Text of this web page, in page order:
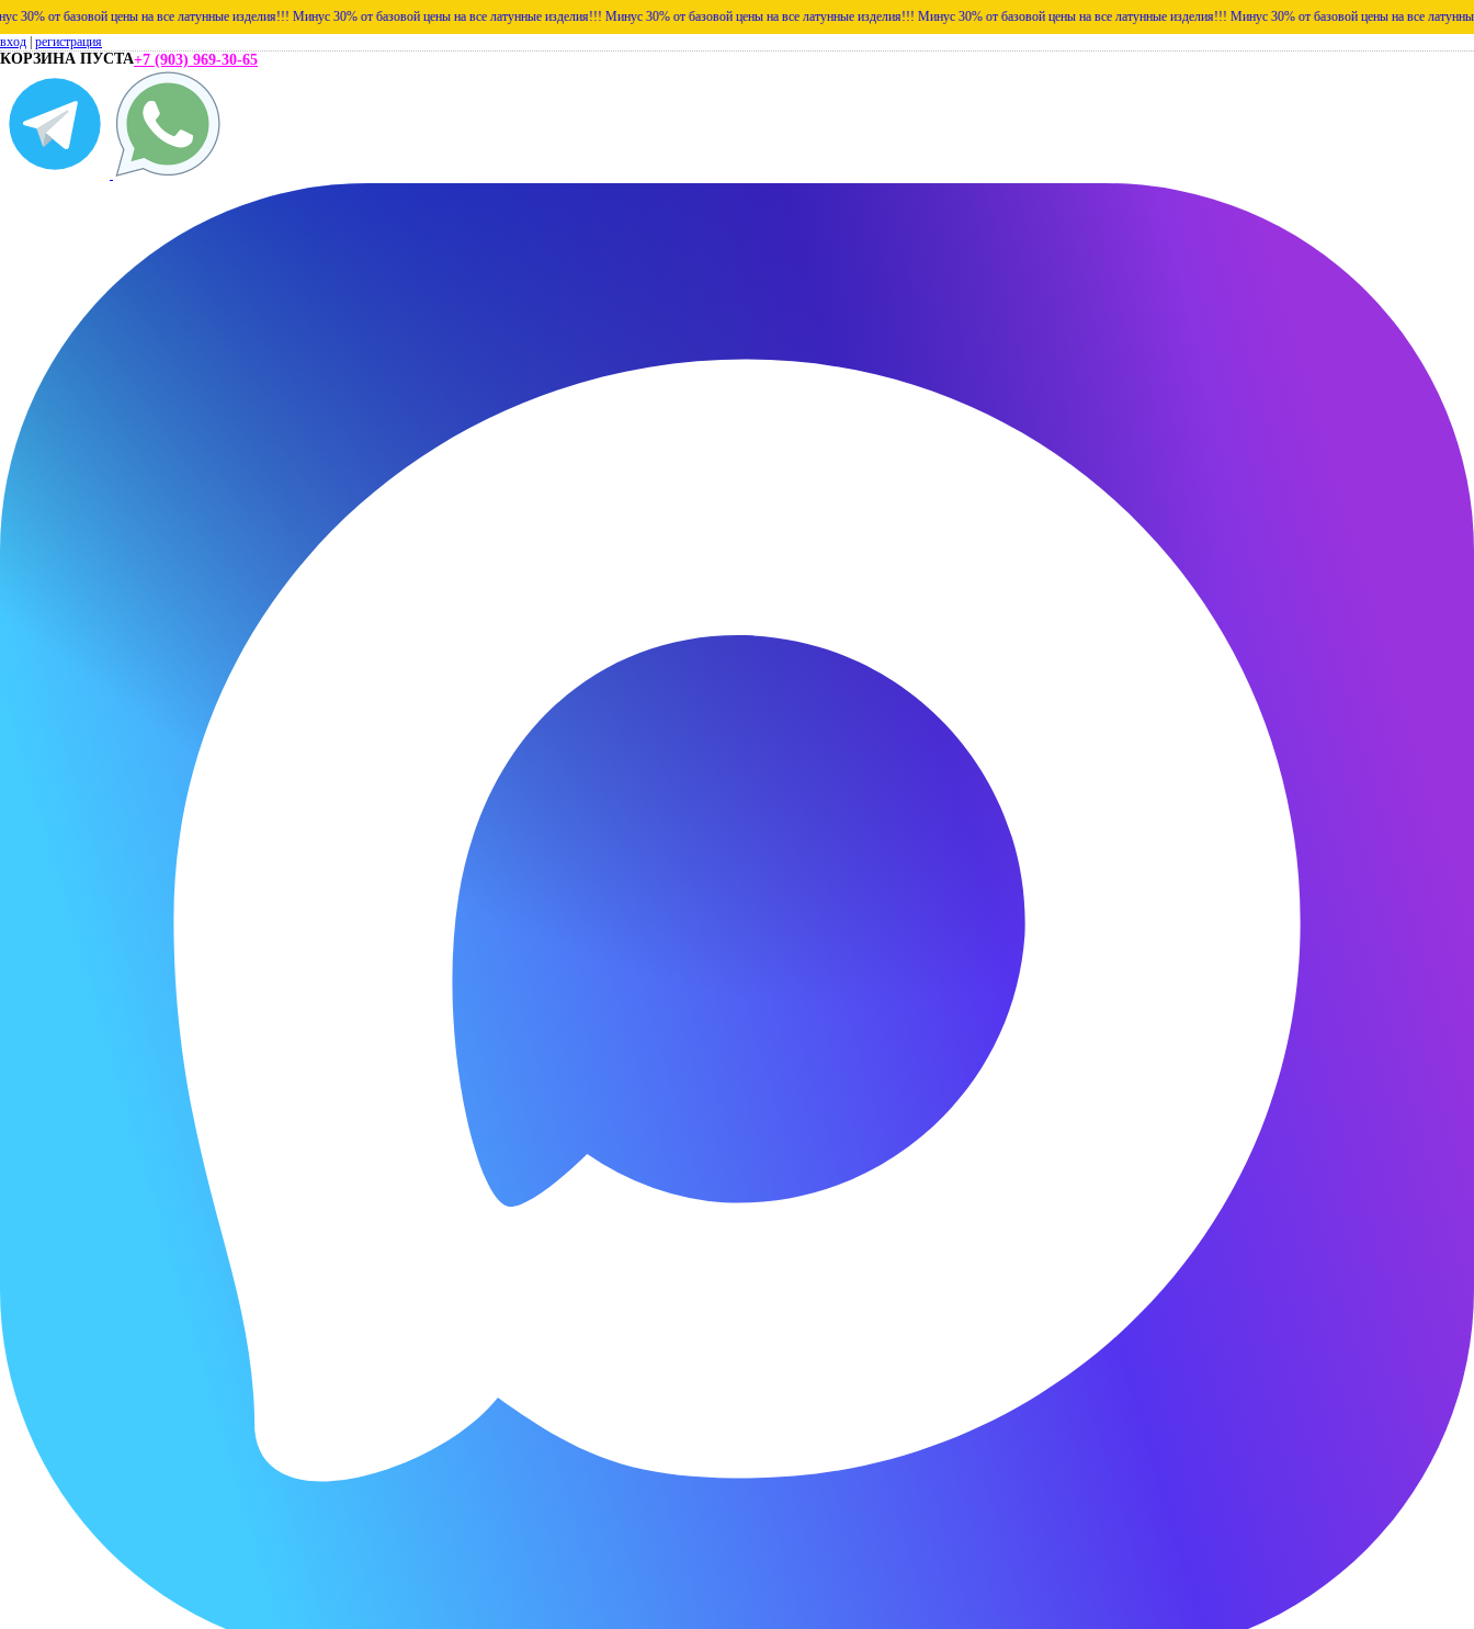
цены на все латунные изделия!!! Минус 30% от базовой цены на все латунные изделия!!! Минус 30% от базовой цены на все латунные изделия!!! Минус 30% от базовой цены на все латунные изделия!!! Минус 30% от базовой цены на все латунные
вход регистрация
КОРЗИНА ПУСТА+7 (903) 969-30-65